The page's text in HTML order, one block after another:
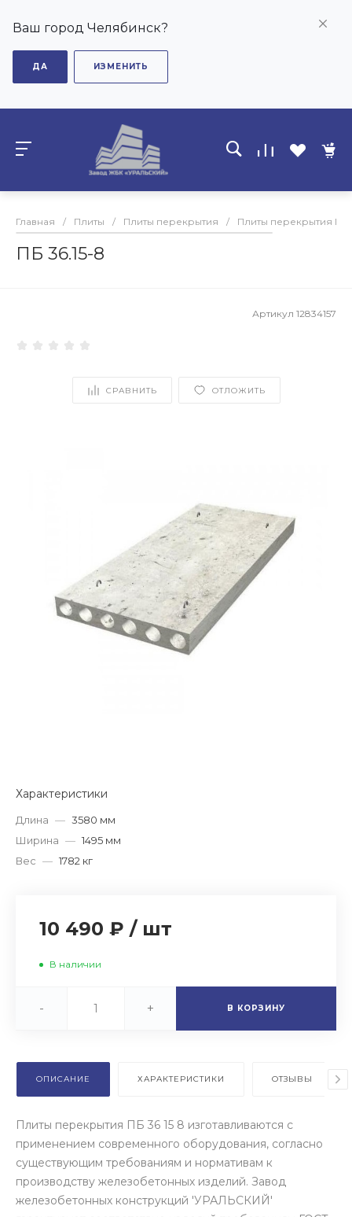
Ваш город Челябинск?
ДА ИЗМЕНИТЬ
Главная / Плиты / Плиты перекрытия / Плиты перекрытия ПБ
ПБ 36.15-8
Артикул 12834157
СРАВНИТЬ ОТЛОЖИТЬ
Характеристики
Длина — 3580 мм
Ширина — 1495 мм
Вес — 1782 кг
10 490 ₽ / шт
В наличии
- + В КОРЗИНУ
ОПИСАНИЕ ХАРАКТЕРИСТИКИ ОТЗЫВЫ
Плиты перекрытия ПБ 36 15 8 изготавливаются с
применением современного оборудования, согласно
существующим требованиям и нормативам к
производству железобетонных изделий. Завод
железобетонных конструкций 'УРАЛЬСКИЙ'